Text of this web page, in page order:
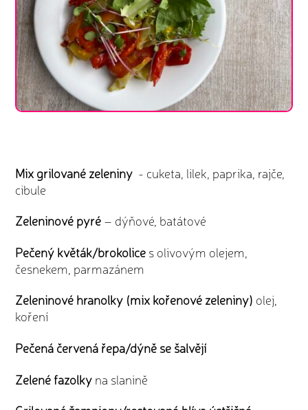
Mix grilované zeleniny - cuketa, lilek, paprika, rajče,
cibule
Zeleninové pyré – dýňové, batátové
Pečený květák/brokolice s olivovým olejem,
česnekem, parmazánem
Zeleninové hranolky (mix kořenové zeleniny) olej,
koření
Pečená červená řepa/dýně se šalvějí
Zelené fazolky na slanině